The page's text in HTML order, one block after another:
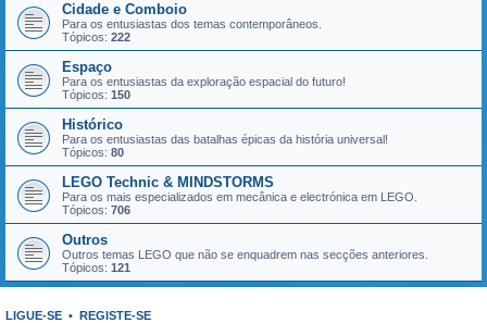
Cidade e Comboio
Para os entusiastas dos temas contemporâneos.
Tópicos: 222
Espaço
Para os entusiastas da exploração espacial do futuro!
Tópicos: 150
Histórico
Para os entusiastas das batalhas épicas da história universal!
Tópicos: 80
LEGO Technic & MINDSTORMS
Para os mais especializados em mecânica e electrónica em LEGO.
Tópicos: 706
Outros
Outros temas LEGO que não se enquadrem nas secções anteriores.
Tópicos: 121
LIGUE-SE • REGISTE-SE